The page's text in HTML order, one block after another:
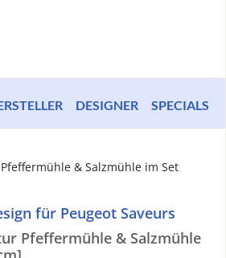
DESIGNER SPECIALS
& Salzmühle im Set
für Peugeot Saveurs
Pfeffermühle & Salzmühle